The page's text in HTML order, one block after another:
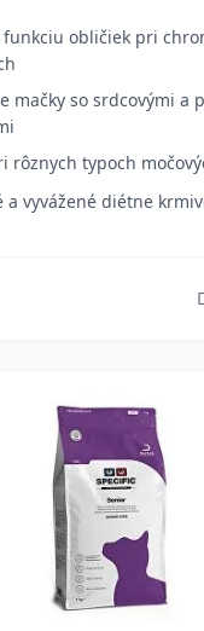
funkciu obličiek pri
mačky so srdcovými a
rôznych typoch
a vyvážené diétne